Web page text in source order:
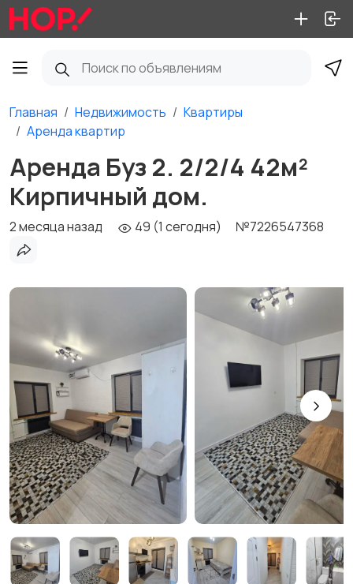
Главная Недвижимость
Квартиры
Аренда квартир
Аренда Буз 2. 2/2/4 42м²
Кирпичный дом.
2 месяца назад 49 (1 сегодня) №7226547368